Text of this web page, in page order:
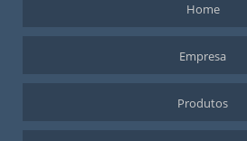
Home
Empresa
Produtos